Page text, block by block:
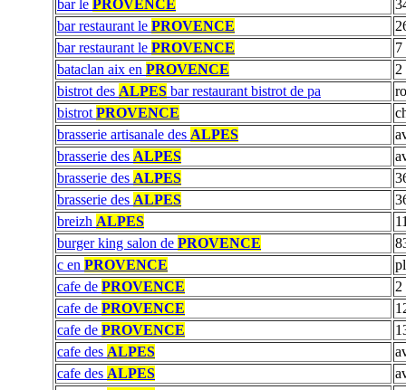
bar le PROVENCE
bar restaurant le PROVENCE
bar restaurant le PROVENCE
7
bataclan aix en PROVENCE
2
bistrot des ALPES bar restaurant bistrot de pa
bistrot PROVENCE
brasserie artisanale des ALPES
brasserie des ALPES
brasserie des ALPES
brasserie des ALPES
breizh ALPES
burger king salon de PROVENCE
c en PROVENCE
cafe de PROVENCE
2
cafe de PROVENCE
cafe de PROVENCE
cafe des ALPES
cafe des ALPES